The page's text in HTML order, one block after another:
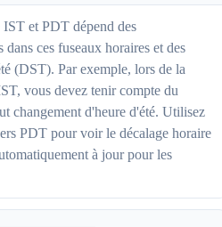
et PDT dépend des
dans ces fuseaux horaires et des
(DST). Par exemple, lors de la
vous devez tenir compte du
changement d'heure d'été. Utilisez
PDT pour voir le décalage horaire
à jour pour les